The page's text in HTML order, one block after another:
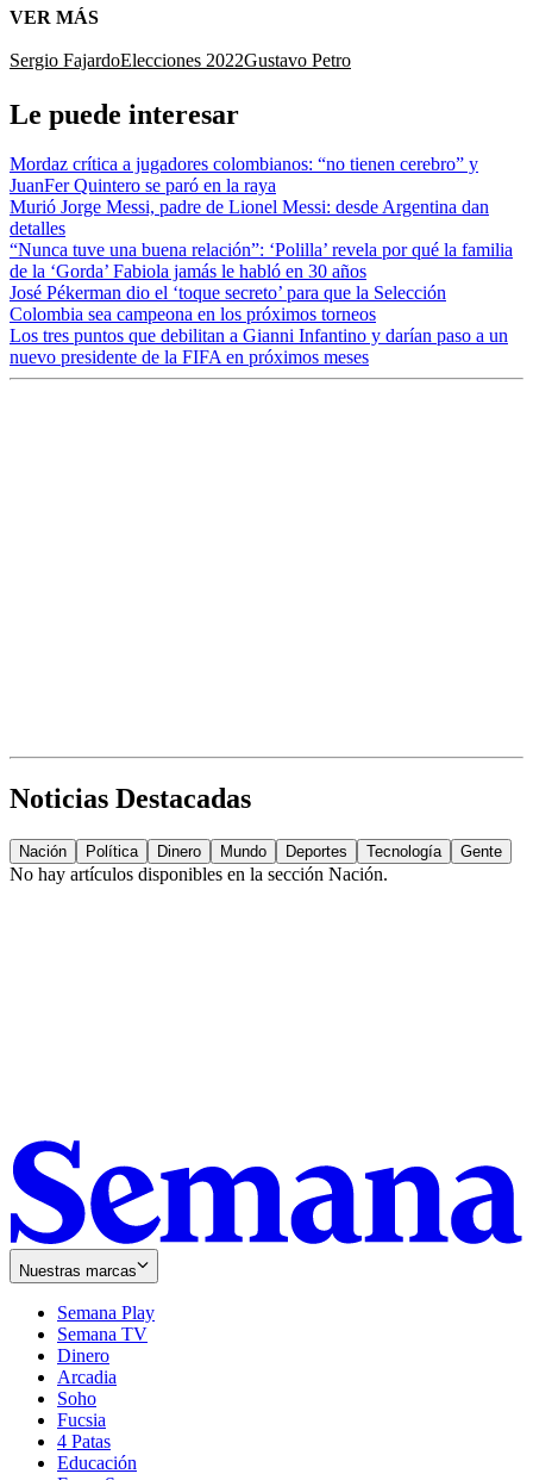
VER MÁS
Sergio FajardoElecciones 2022Gustavo Petro
Le puede interesar
Mordaz crítica a jugadores colombianos: “no tienen cerebro” y
JuanFer Quintero se paró en la raya
Murió Jorge Messi, padre de Lionel Messi: desde Argentina dan
detalles
“Nunca tuve una buena relación”: ‘Polilla’ revela por qué la familia
de la ‘Gorda’ Fabiola jamás le habló en 30 años
José Pékerman dio el ‘toque secreto’ para que la Selección
Colombia sea campeona en los próximos torneos
Los tres puntos que debilitan a Gianni Infantino y darían paso a un
nuevo presidente de la FIFA en próximos meses
Noticias Destacadas
Nación Política Dinero Mundo Deportes Tecnología Gente
No hay artículos disponibles en la sección Nación.
Nuestras marcas
Semana Play
Semana TV
Dinero
Arcadia
Soho
in
new
window
Fucsia
in
new
4 Patas
Educación